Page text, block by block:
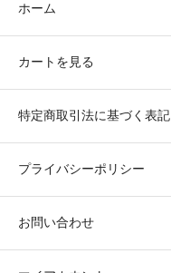
ホーム
カートを見る
特定商取引法に基づく表記
プライバシーポリシー
お問い合わせ